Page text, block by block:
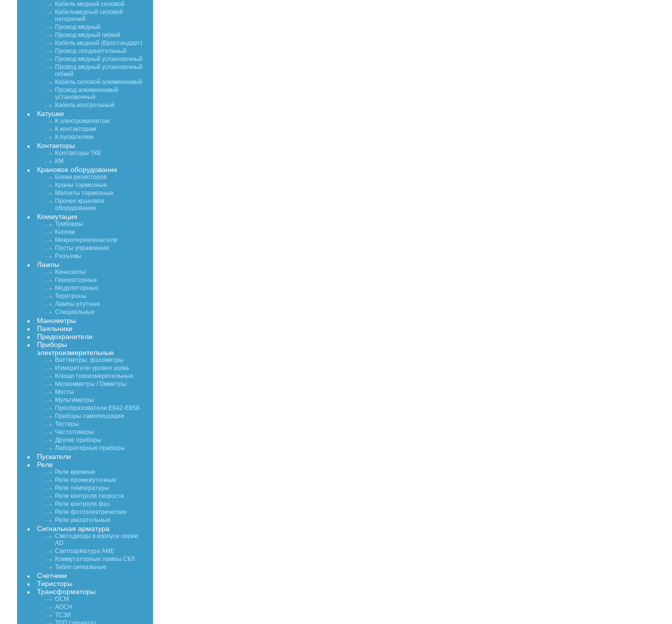
Кабель медный силовой
Кабельмедный силовой
негорючий
Провод медный
Провод медный гибкий
Кабель медный (Еростандарт)
Провод соединительный
Провод медный установочный
Провод медный установочный
гибкий
Кабель силовой алюминиевый
Провод алюминиевый
установочный
Кабель контрольный
Катушки
К электромагнитам
К контакторам
К пускателям
Контакторы
Контакторы ТКЕ
КМ
Крановое оборудование
Блоки резисторов
Краны тормозные
Магниты тормозные
Прочее крановое
оборудование
Коммутация
Тумблеры
Кнопки
Микропереключатели
Посты управления
Разъемы
Лампы
Кинескопы
Генераторные
Модуляторные
Тиратроны
Лампы ртутные
Специальные
Манометры
Паяльники
Предохранители
Приборы
электроизмерительные
Ваттметры, фазометры
Измерители уровня шума
Клещи токоизмерительные
Мегаомметры / Омметры
Мосты
Мультиметры
Преобразователи Е842-Е858
Приборы самопишущие
Тестеры
Частотомеры
Другие приборы
Лабораторные приборы
Пускатели
Реле
Реле времени
Реле промежуточные
Реле температуры
Реле контроля скорости
Реле контроля фаз
Реле фотоэлектрические
Реле указательные
Сигнальная арматура
Светодиоды в корпусе серии
AD
Светоарматура АМЕ
Коммутаторные лампы СКЛ
Табло сигнальные
Счетчики
Тиристоры
Трансформаторы
ОСМ
АОСН
ТСЗИ